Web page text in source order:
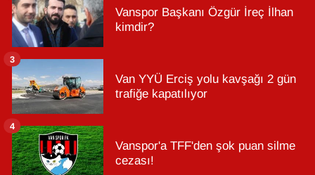
Vanspor Başkanı Özgür İreç İlhan
kimdir?
Van YYÜ Erciş yolu kavşağı 2 gün
trafiğe kapatılıyor
3
Vanspor'a TFF'den şok puan silme
cezası!
4